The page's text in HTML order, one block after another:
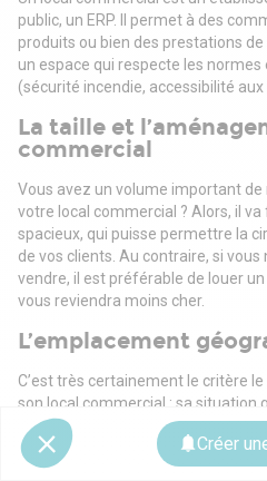
Créer
public, un ERP. Il permet à des
produits ou bien des prestations
un espace qui respecte les
(sécurité incendie, accessibilité
La taille et
commercial
Vous avez un volume important
votre local commercial ? Alors, il
spacieux, qui puisse permettre la
de vos clients. Au contraire, si vous
vendre, il est préférable de louer
vous reviendra moins cher.
L’emplacement
C’est très certainement le critère
son local commercial : sa situation
s’installer dans un lieu désert
développement de votre activité,
manquer de clients. Il est donc